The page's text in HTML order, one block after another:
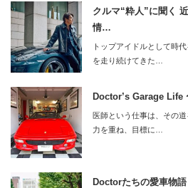
クルマ“粋人”に聞く
情…
トップアイドルとして時
を走り続けてきた…
Doctor’s Garage Life
医師という仕事は、その
力を重ね、目標に…
Doctorたちの愛車物